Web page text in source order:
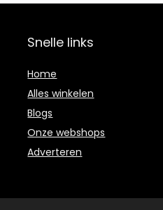
Snelle links
Home
Alles winkelen
Blogs
Onze webshops
Adverteren